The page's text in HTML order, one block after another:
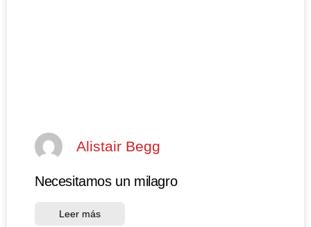
Alistair Begg
Necesitamos un milagro
Leer más